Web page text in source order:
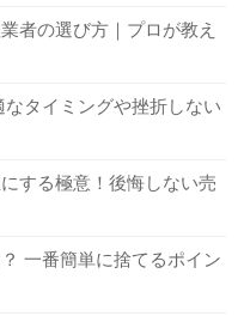
品をすべてそろえること
。買取業者の中には、
円変わることがありま
付属品がついていない
行っています。日中は仕
取にも対応しているの
。夜間作業では騒音が不
ンターでは静かに速や
ません。
？
、主に以下のようなもの
者の選び方｜プロが教え
タイミングや挫折しない
する極意！後悔しない売
一番簡単に捨てるポイン